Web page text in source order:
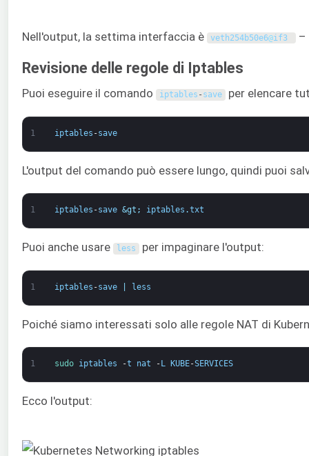
Nell'output, la settima interfaccia è veth254b50e6@if3 –
Revisione delle regole di Iptables
Puoi eseguire il comando iptables - save per elencare
1 iptables -save
L'output del comando può essere lungo, quindi puoi
1 iptables -save &gt; iptables .txt
Puoi anche usare less per impaginare l'output:
1 iptables -save less
Poiché siamo interessati solo alle regole NAT di
1 sudo iptables -t nat -L KUBE-SERVICES
Ecco l'output: